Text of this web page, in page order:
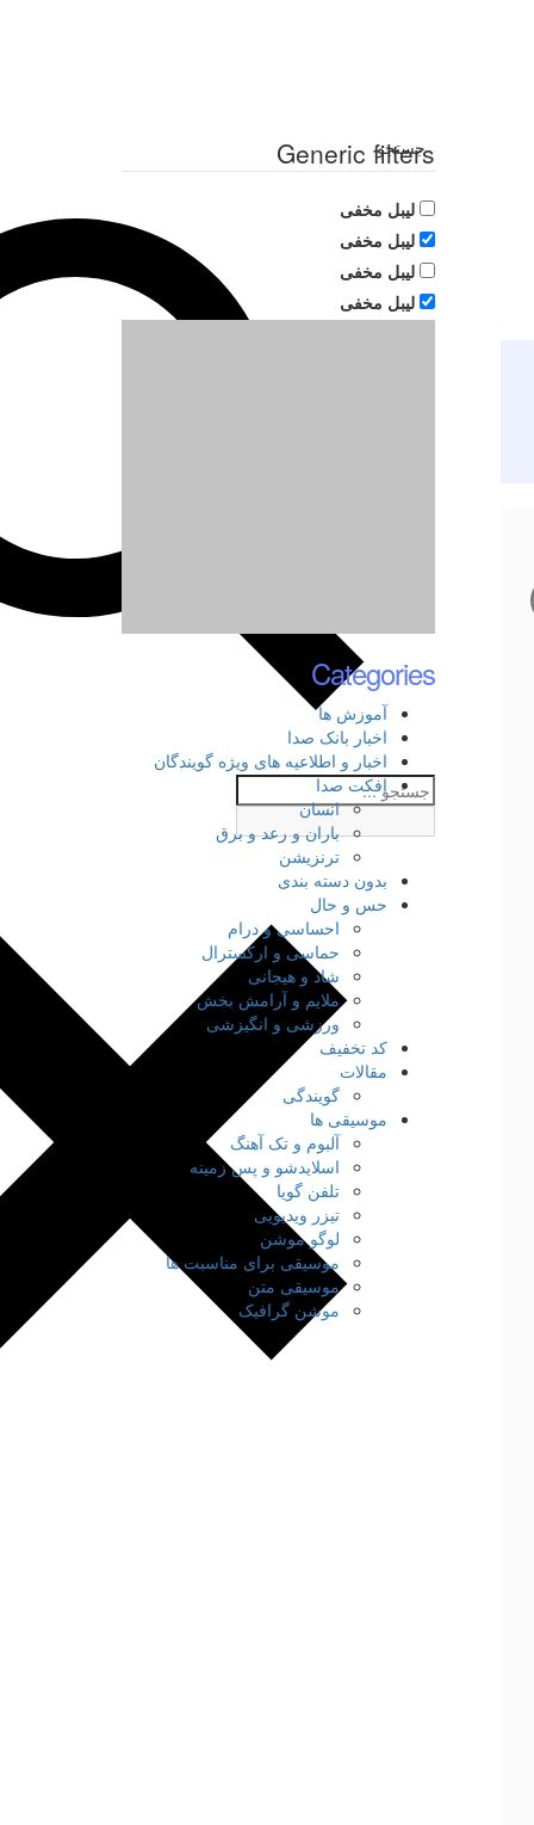
جستجو
Generic filters
لیبل مخفی
لیبل مخفی
لیبل مخفی
لیبل مخفی
Categories
آموزش ها
اخبار بانک صدا
اخبار و اطلاعیه های ویژه گویندگان
افکت صدا
انسان
باران و رعد و برق
ترنزیشن
بدون دسته بندی
حس و حال
احساسی و درام
حماسی و ارکسترال
شاد و هیجانی
ملایم و آرامش بخش
ورزشی و انگیزشی
کد تخفیف
مقالات
گویندگی
موسیقی ها
آلبوم و تک آهنگ
اسلایدشو و پس زمینه
تلفن گویا
تیزر ویدیویی
لوگو موشن
موسیقی برای مناسبت ها
موسیقی متن
موشن گرافیک